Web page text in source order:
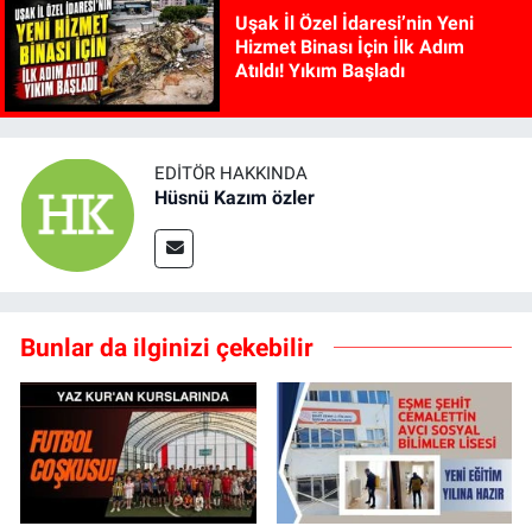
Uşak İl Özel İdaresi’nin Yeni
Hizmet Binası İçin İlk Adım
Atıldı! Yıkım Başladı
EDITÖR HAKKINDA
Hüsnü Kazım özler
Bunlar da ilginizi çekebilir